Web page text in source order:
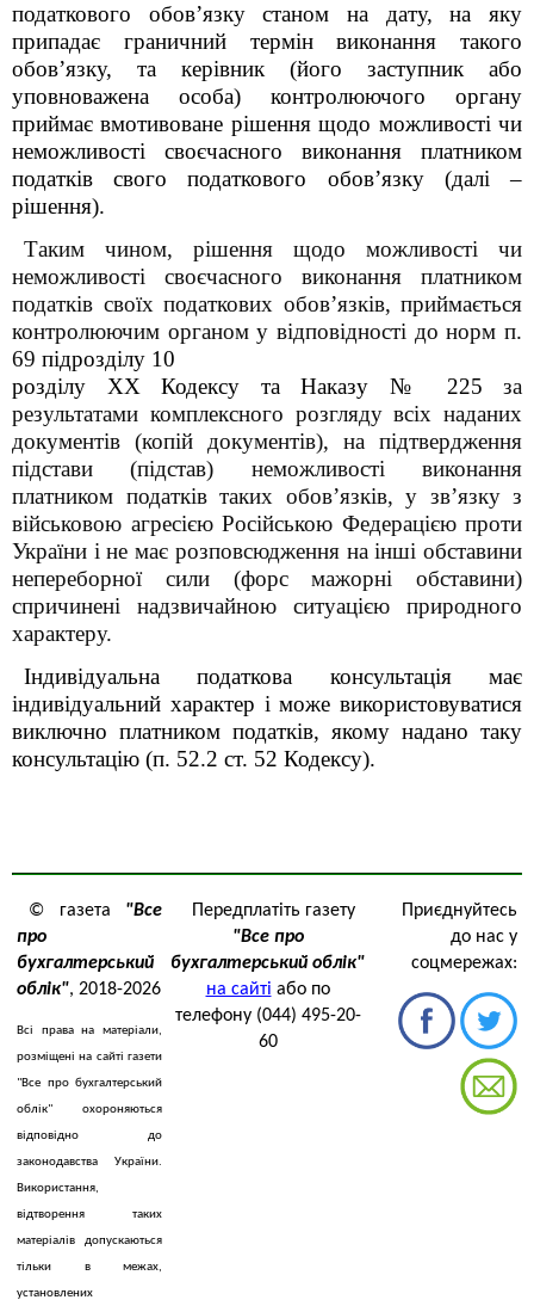
податкового обов’язку станом на дату, на яку
припадає граничний термін виконання такого
обов’язку, та керівник (його заступник або
уповноважена особа) контролюючого органу
приймає вмотивоване рішення щодо можливості чи
неможливості своєчасного виконання платником
податків свого податкового обов’язку (далі –
рішення).
Таким чином, рішення щодо можливості чи
неможливості своєчасного виконання платником
податків своїх податкових обов’язків, приймається
контролюючим органом у відповідності до норм п.
69 підрозділу 10
розділу ХХ Кодексу та Наказу № 225 за
результатами комплексного розгляду всіх наданих
документів (копій документів), на підтвердження
підстави (підстав) неможливості виконання
платником податків таких обов’язків, у зв’язку з
військовою агресією Російською Федерацією проти
України і не має розповсюдження на інші обставини
непереборної сили (форс мажорні обставини)
спричинені надзвичайною ситуацією природного
характеру.
Індивідуальна податкова консультація має
індивідуальний характер і може використовуватися
виключно платником податків, якому надано таку
консультацію (п. 52.2 ст. 52 Кодексу).
© газета "Все
про
бухгалтерський
облік", 2018-2026
Всі права на матеріали,
розміщені на сайті газети
"Все про бухгалтерський
облік" охороняються
відповідно до
законодавства України.
Використання,
відтворення таких
матеріалів допускаються
тільки в межах,
установлених
Передплатіть газету
"Все про
бухгалтерський облік"
на сайті або по
телефону (044) 495-20-
60
Приєднуйтесь
до нас у
соцмережах: